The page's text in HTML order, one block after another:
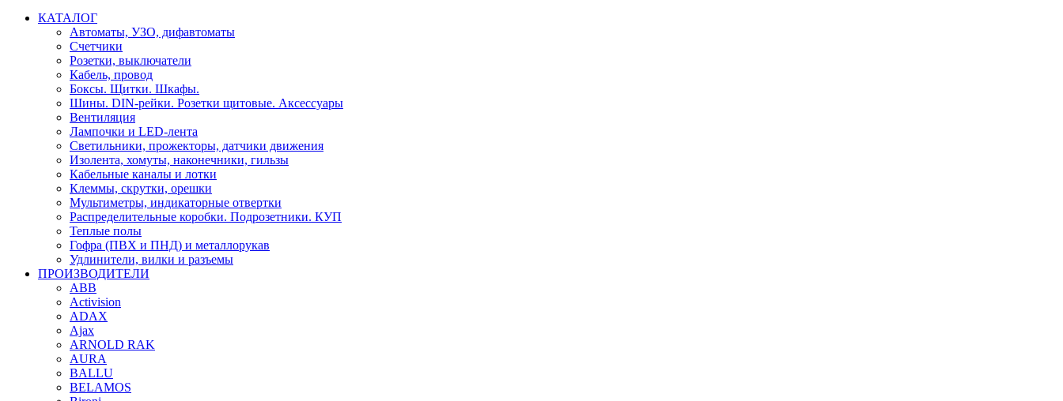
КАТАЛОГ
Автоматы, УЗО, дифавтоматы
Счетчики
Розетки, выключатели
Кабель, провод
Боксы. Щитки. Шкафы.
Шины. DIN-рейки. Розетки щитовые. Аксессуары
Вентиляция
Лампочки и LED-лента
Светильники, прожекторы, датчики движения
Изолента, хомуты, наконечники, гильзы
Кабельные каналы и лотки
Клеммы, скрутки, орешки
Мультиметры, индикаторные отвертки
Распределительные коробки. Подрозетники. КУП
Теплые полы
Гофра (ПВХ и ПНД) и металлорукав
Удлинители, вилки и разъемы
ПРОИЗВОДИТЕЛИ
ABB
Activision
ADAX
Ajax
ARNOLD RAK
AURA
BALLU
BELAMOS